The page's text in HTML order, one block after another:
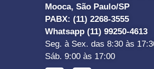
Mooca, São Paulo/SP
PABX: (11) 2268-3555
Whatsapp (11) 99250-4613
Seg. à Sex. das 8:30 às
Sáb. 9:00 às 17:00